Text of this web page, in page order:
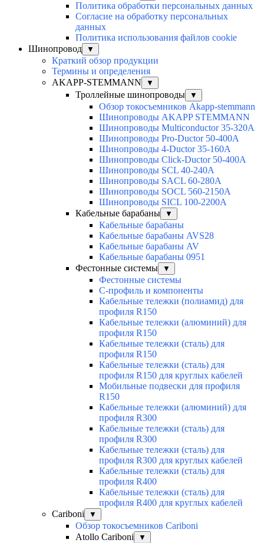
Политика обработки персональных данных
Согласие на обработку персональных
данных
Политика использования файлов cookie
Шинопровод
▼
Краткий обзор продукции
Термины и определения
AKAPP-STEMMANN
▼
Троллейные шинопроводы ▼
Обзор токосъемников Akapp-stemmann
Шинопроводы AKAPP STEMMANN
Шинопроводы Multiconductor 35-320А
Шинопроводы Pro-Ductor 50-400А
Шинопроводы 4-Ductor 35-160А
Шинопроводы Click-Ductor 50-400А
Шинопроводы SCL 40-240А
Шинопроводы SACL 60-280А
Шинопроводы SOCL 560-2150А
Шинопроводы SICL 100-2200А
Кабельные барабаны
▼
Кабельные барабаны
Кабельные барабаны AVS28
Кабельные барабаны AV
Кабельные барабаны 0951
Фестонные системы
▼
Фестонные системы
С-профиль и компоненты
Кабельные тележки (полиамид) для
профиля R150
Кабельные тележки (алюминий) для
профиля R150
Кабельные тележки (сталь) для
профиля R150
Кабельные тележки (сталь) для
профиля R150 для круглых кабелей
Мобильные подвески для профиля
R150
Кабельные тележки (алюминий) для
профиля R300
Кабельные тележки (сталь) для
профиля R300
Кабельные тележки (сталь) для
профиля R300 для круглых кабелей
Кабельные тележки (сталь) для
профиля R400
Кабельные тележки (сталь) для
профиля R400 для круглых кабелей
Cariboni
▼
Обзор токосъемников Cariboni
Atollo Cariboni
▼